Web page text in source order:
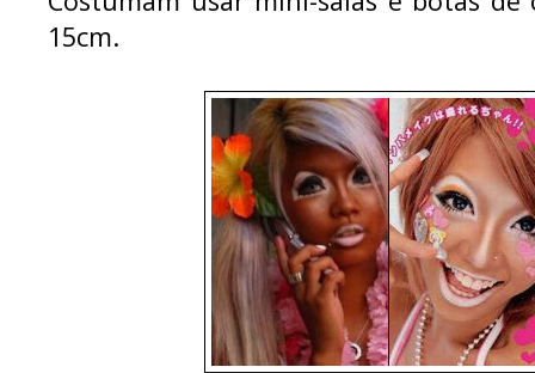
15cm.